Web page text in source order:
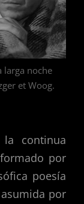
larga noche
et Woog.
continua
por
poesía
por